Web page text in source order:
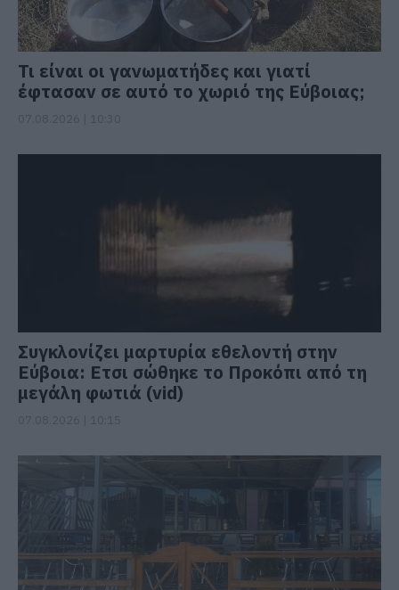
Τι είναι οι γανωματήδες και γιατί
έφτασαν σε αυτό το χωριό της Εύβοιας;
Συγκλονίζει μαρτυρία εθελοντή στην
Εύβοια: Ετσι σώθηκε το Προκόπι από τη
μεγάλη φωτιά (vid)